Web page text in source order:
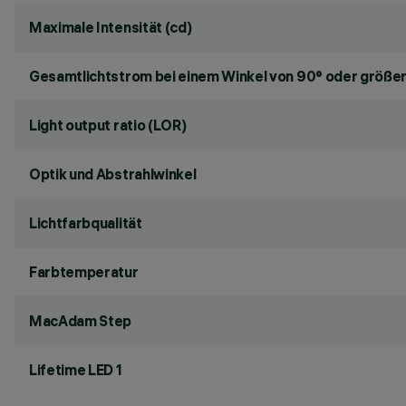
Maximale Intensität (cd)
Gesamtlichtstrom bei einem Winkel von 90° oder
Light output ratio (LOR)
Optik und Abstrahlwinkel
Lichtfarbqualität
Farbtemperatur
MacAdam Step
Lifetime LED 1